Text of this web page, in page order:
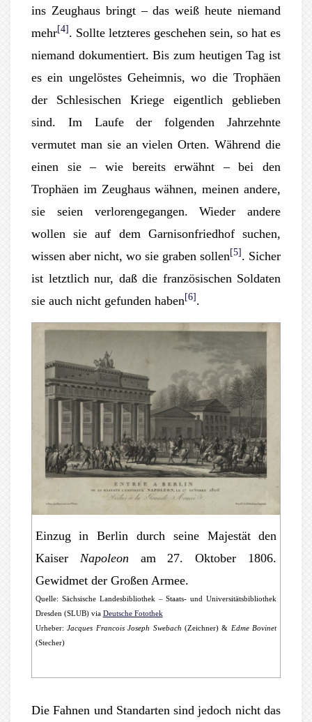
ins Zeughaus bringt – das weiß heute niemand
mehr[4] . Sollte letzteres geschehen sein, so hat es
niemand dokumentiert. Bis zum heutigen Tag ist
es ein ungelöstes Geheimnis, wo die Trophäen
der Schlesischen Kriege eigentlich geblieben
sind. Im Laufe der folgenden Jahrzehnte
vermutet man sie an vielen Orten. Während die
einen sie – wie bereits erwähnt – bei den
Trophäen im Zeughaus wähnen, meinen andere,
sie seien verlorengegangen. Wieder andere
wollen sie auf dem Garnisonfriedhof suchen,
wissen aber nicht, wo sie graben sollen [5] . Sicher
ist letztlich nur, daß die französischen Soldaten
sie auch nicht gefunden haben [6] .
Einzug in Berlin durch seine Majestät den
Kaiser Napoleon am 27. Oktober 1806.
Gewidmet der Großen Armee.
Quelle: Sächsische Landesbibliothek – Staats- und Universitätsbibliothek
Dresden (SLUB) via Deutsche Fotothek
Urheber:Jacques Francois Joseph Swebach (Zeichner) & Edme Bovinet
(Stecher)
Die Fahnen und Standarten sind jedoch nicht das